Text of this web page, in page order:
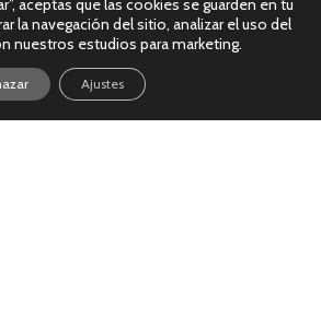
Ver en Instagram
aceptas que las cookies se guarden en tu
la navegación del sitio, analizar el uso del
nuestros estudios para marketing.
Ajustes